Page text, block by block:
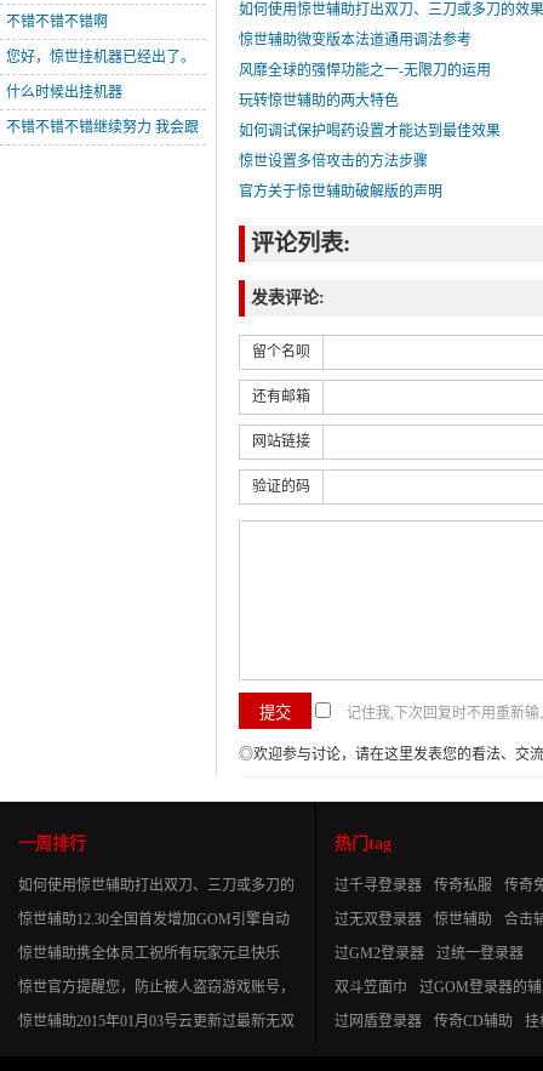
不错不错不错啊
您好，惊世挂机器已经出了。
您有需要 可以
什么时候出挂机器
不错不错不错继续努力 我会跟
如何使用惊世辅助打出双刀、三刀或多刀的效果
惊世辅助微变版本法道通用调法参考
风靡全球的强悍功能之一-无限刀的运用
玩转惊世辅助的两大特色
如何调试保护喝药设置才能达到最佳效果
惊世设置多倍攻击的方法步骤
官方关于惊世辅助破解版的声明
评论列表:
发表评论:
留个名呗
还有邮箱
网站链接
验证的码
记住我,下次回复时不用重新
◎欢迎参与讨论，请在这里发表您的看法、交
一周排行
如何使用惊世辅助打出双刀、三刀或多刀的
效果
惊世辅助12.30全国首发增加GOM引擎自动
砍怪功能
惊世辅助携全体员工祝所有玩家元旦快乐
惊世官方提醒您，防止被人盗窃游戏账号，
谨慎是关键
惊世辅助2015年01月03号云更新过最新无双
热门tag
过千寻登录器 传奇私服
传奇
过无双登录器
惊世辅助
合击
过GM2登录器
过统一登录器
双斗笠面巾
过GOM登录器的
过网盾登录器
传奇CD辅助
挂